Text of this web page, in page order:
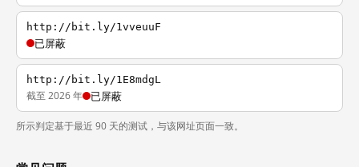
http://bit.ly/1vveuuF
已屏蔽
http://bit.ly/1E8mdgL
截至 2026 年 已屏蔽
所示判定基于最近 90 天的测试，与该网址页面一致。